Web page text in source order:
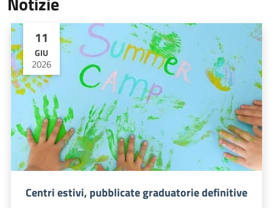
11
GIU
2026
Centri estivi, pubblicate graduatorie definitive